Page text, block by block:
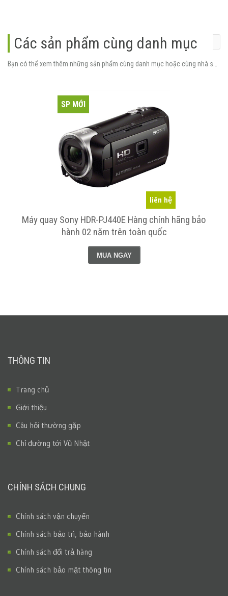
Các sản phẩm cùng danh mục
liên hệ
SP MỚI
Máy quay Sony HDR-PJ440E Hàng chính hãng bảo
hành 02 năm trên toàn quốc
MUA NGAY
THÔNG TIN
Trang chủ
Giới thiệu
Câu hỏi thường gặp
Chỉ đường tới Vũ Nhật
CHÍNH SÁCH CHUNG
Chính sách vận chuyển
Chính sách bảo trì, bảo hành
Chính sách đổi trả hàng
Chính sách bảo mật thông tin